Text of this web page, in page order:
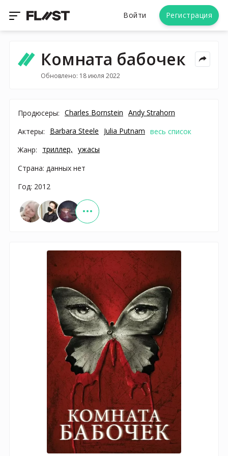
Войти Регистрация
Комната бабочек
Обновлено: 18 июля 2022
Продюсеры: Charles Bornstein Andy Strahorn
Актеры:
Barbara Steele Julia Putnam весь список
Жанр:
триллер, ужасы
Страна: данных нет
Год: 2012